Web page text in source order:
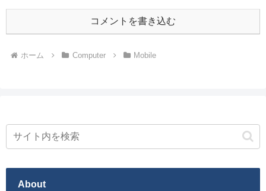
コメントを書き込む
ホーム Computer Mobile
About